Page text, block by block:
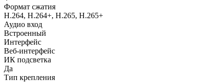
Формат сжатия
H.264, H.264+, H.265, H.265+
Аудио вход
Встроенный
Интерфейс
Веб-интерфейс
ИК подсветка
Да
Тип крепления